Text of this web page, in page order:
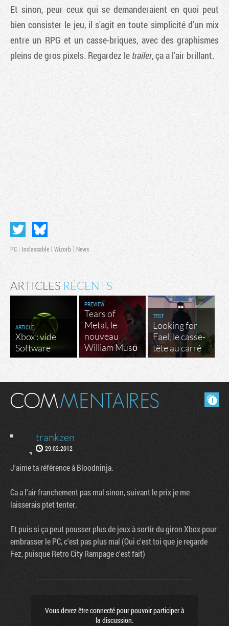
Et sinon, peur ceux qui se demanderaient en quoi peut
bien consister le jeu, il s'agit en toute simplicité d'un mix
entre un RPG et un casse-briques, avec des graphismes
pleins de gros pixels. Regardez le trailer, ça a l'air brillant.
PC Inclassable Wizorb News
ARTICLES RÉCENTS
ARTICLE
Xbox : vide
Software
PREVIEW
Tears of
Metal, le
nouveau
William Musō
TEST
Looking for
Fael, le casse-
tête au carré
Masquer les commentaires lus.
trankzen
29.02.2012
J'aime ta référence à Bloodninja.
Ca a l'air franchement pas mal sinon, suivant le prix je me
laisserais ptet tenter.
Et puis si ça peut pousser plus de jeux à sortir du giron Xbox pour
embrasser le PC, c'est pas plus mal (Oui c'est toi que je regarde
Fez, puisque Retro City Rampage c'est fait)
Vous devez être connecté pour pouvoir participer à
la discussion.